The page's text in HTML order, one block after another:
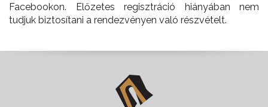
Facebookon. Előzetes regisztráció hiányában nem
tudjuk biztosítani a rendezvényen való részvételt.